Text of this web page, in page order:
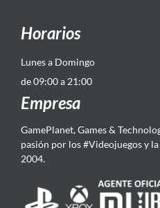
Horarios
Lunes a Domingo
de 09:00 a 21:00
Empresa
GamePlanet, Games &
pasión por los #Videojuegos y
2004.